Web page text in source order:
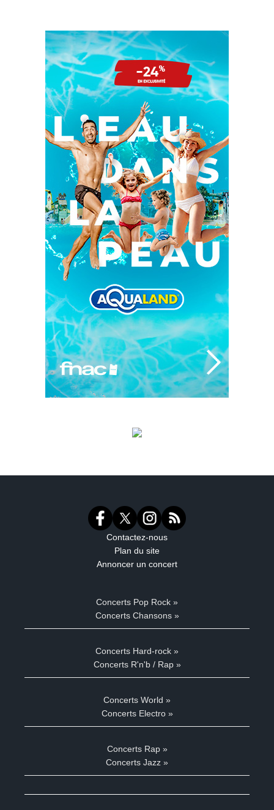
Contactez-nous
Plan du site
Annoncer un concert
Concerts Pop Rock »
Concerts Chansons »
Concerts Hard-rock »
Concerts R'n'b / Rap »
Concerts World »
Concerts Electro »
Concerts Rap »
Concerts Jazz »